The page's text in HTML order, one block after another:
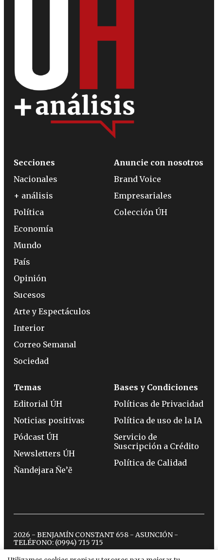
Secciones
Nacionales
+ análisis
Política
Economía
Mundo
País
Opinión
Sucesos
Arte y Espectáculos
Interior
Correo Semanal
Sociedad
Anuncie con nosotros
Brand Voice
Empresariales
Colección ÚH
Temas
Editorial ÚH
Noticias positivas
Pódcast ÚH
Newsletters ÚH
Ñandejara Ñe’ẽ
Bases y Condiciones
Políticas de Privacidad
Política de uso de la IA
Servicio de
Suscripción a Crédito
Política de Calidad
2026 - BENJAMÍN CONSTANT 658 - ASUNCIÓN -
TELÉFONO: (0994) 715 715